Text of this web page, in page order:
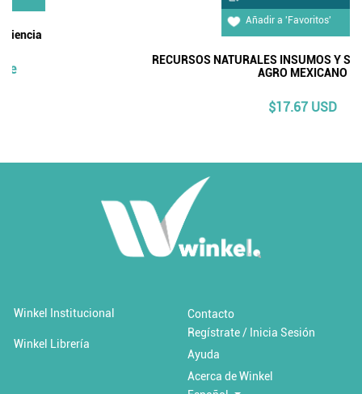
RECURSOS NATURALES INSUMOS Y SERVICIOS PAREA EL
Añadir al carrito
LA MERCADOTECNIA VERDE EN UN CONTEXTO DE
CONCIENCIA AMBIENTAL EN FORMACIÓN / La
mercadotecnia verde ...
$15.00 USD
Winkel Institucional
Winkel Librería
Contacto
Regístrate / Inicia Sesión
Ayuda
Acerca de Winkel